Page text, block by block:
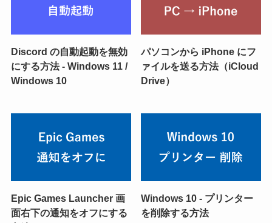
Discord の自動起動を無効
にする方法 - Windows 11 /
Windows 10
パソコンから iPhone にフ
ァイルを送る方法（iCloud
Drive）
Epic Games Launcher 画
面右下の通知をオフにする
Windows 10 - プリンター
を削除する方法